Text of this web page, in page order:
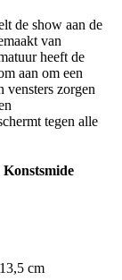
de show aan de
van
heeft de
aan om een
vensters zorgen
tegen alle
cm